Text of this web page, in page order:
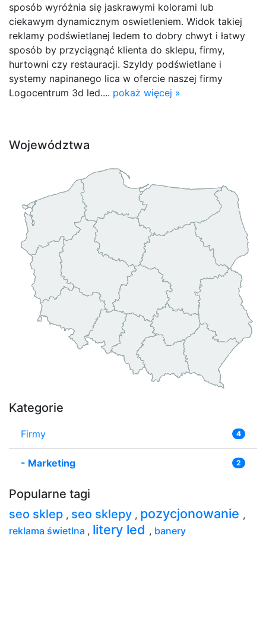
sposób wyróżnia się jaskrawymi kolorami lub
ciekawym dynamicznym oswietleniem. Widok takiej
reklamy podświetlanej ledem to dobry chwyt i łatwy
sposób by przyciągnąć klienta do sklepu, firmy,
hurtowni czy restauracji. Szyldy podświetlane i
systemy napinanego lica w ofercie naszej firmy
Logocentrum 3d led.... pokaż więcej »
Województwa
Kategorie
Firmy 4
- Marketing 2
Popularne tagi
seo sklep , seo sklepy , pozycjonowanie ,
reklama świetlna , litery led , banery